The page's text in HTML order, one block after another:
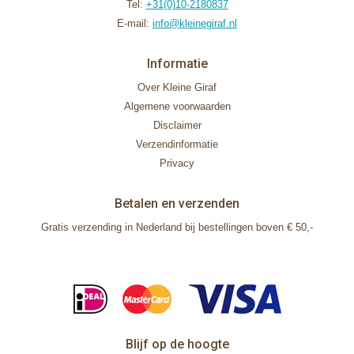
Tel: +31(0)10-2180837
E-mail: info@kleinegiraf.nl
Informatie
Over Kleine Giraf
Algemene voorwaarden
Disclaimer
Verzendinformatie
Privacy
Betalen en verzenden
Gratis verzending in Nederland bij bestellingen boven € 50,-
Blijf op de hoogte